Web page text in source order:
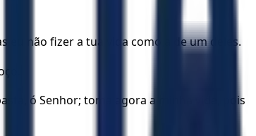
eu não fizer a tua vida como a de um deles.
ó Senhor; toma agora a minha vida, pois